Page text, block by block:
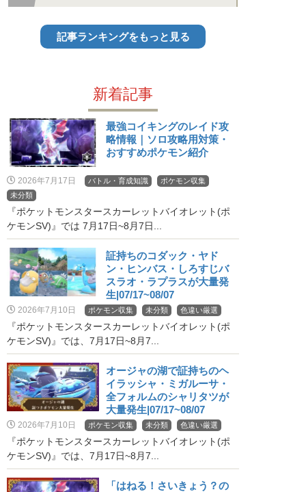
記事ランキングをもっと見る
新着記事
最強コイキングのレイド攻
略情報｜ソロ攻略用対策・
おすすめポケモン紹介
2026年7月17日 バトル・育成知識
ポケモン収集
未分類
『ポケットモンスタースカーレットバイオレット(ポ
ケモンSV)』では 7月17日~8月7日...
証持ちのコダック・ヤド
ン・ヒンバス・しろすじバ
スラオ・ラプラスが大量発
生|07/17~08/07
2026年7月10日 ポケモン収集 未分類 色違い厳選
『ポケットモンスタースカーレットバイオレット(ポ
ケモンSV)』では、7月17日~8月7...
オージャの湖で証持ちのヘ
イラッシャ・ミガルーサ・
全フォルムのシャリタツが
大量発生|07/17~08/07
2026年7月10日 ポケモン収集 未分類 色違い厳選
『ポケットモンスタースカーレットバイオレット(ポ
ケモンSV)』では、7月17日~8月7...
「はねる！さいきょう？の